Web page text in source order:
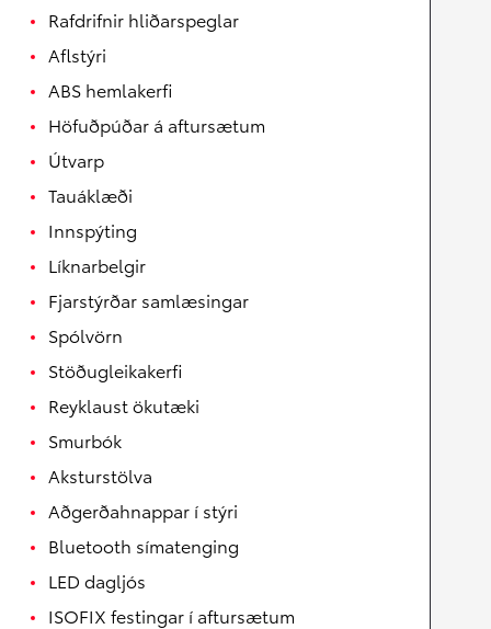
Rafdrifnir hliðarspeglar
Aflstýri
ABS hemlakerfi
Höfuðpúðar á aftursætum
Útvarp
Tauáklæði
Innspýting
Líknarbelgir
Fjarstýrðar samlæsingar
Spólvörn
Stöðugleikakerfi
Reyklaust ökutæki
Smurbók
Aksturstölva
Aðgerðahnappar í stýri
Bluetooth símatenging
LED dagljós
ISOFIX festingar í aftursætum